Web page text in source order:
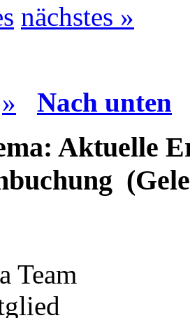
nächstes »
» Nach unten
Aktuelle
Team